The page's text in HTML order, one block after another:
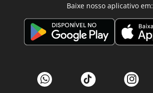
Baixe nosso aplicativo em: